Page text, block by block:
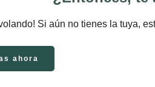
Si aún no tienes la tuya,
ahora